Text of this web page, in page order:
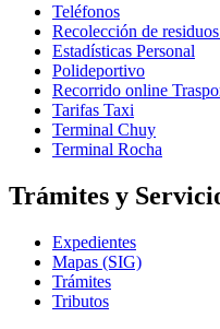
Teléfonos
Recolección de
Estadísticas Personal
Polideportivo
Recorrido online
Tarifas Taxi
Terminal Chuy
Terminal Rocha
Trámites y
Expedientes
Mapas (SIG)
Trámites
Tributos